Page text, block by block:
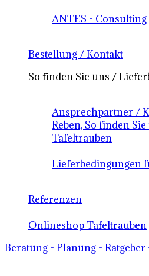
ANTES - Consulting
Bestellung / Kontakt
So finden Sie uns /
Ansprechpartner /
Reben, So finden
Tafeltrauben
Lieferbedingungen
Referenzen
Onlineshop Tafeltrauben
Beratung - Planung -